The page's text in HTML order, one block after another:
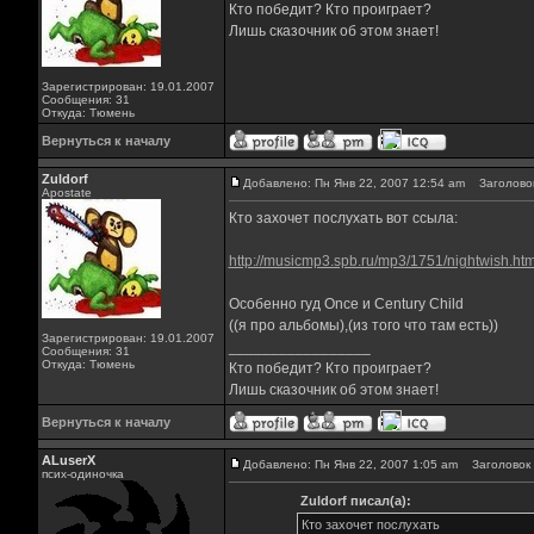
Зарегистрирован: 19.01.2007
Сообщения: 31
Откуда: Тюмень
Кто победит? Кто проиграет?
Лишь сказочник об этом знает!
Вернуться к началу
Zuldorf
Apostate
Зарегистрирован: 19.01.2007
Сообщения: 31
Откуда: Тюмень
Добавлено: Пн Янв 22, 2007 12:54 am
Кто захочет послухать вот ссыла:
http://musicmp3.spb.ru/mp3/1751/
Особенно гуд Once и Century Child
((я про альбомы),(из того что там есть))
Кто победит? Кто проиграет?
Лишь сказочник об этом знает!
Вернуться к началу
ALuserX
псих-одиночка
Добавлено: Пн Янв 22, 2007 1:05 am Заголовок
Zuldorf писал(а):
Кто захочет послухать